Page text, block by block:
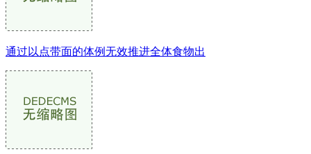
通过以点带面的体例无效推进全体食物出